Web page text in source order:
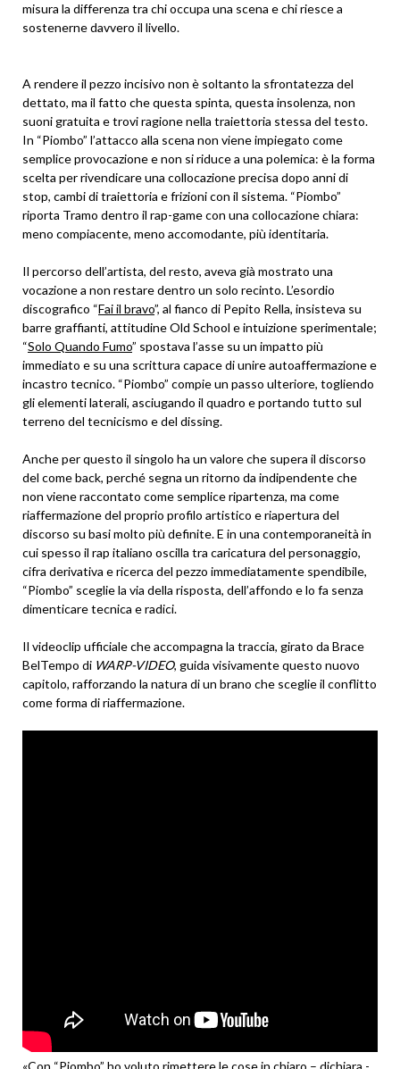
misura la differenza tra chi occupa una scena e chi riesce a
sostenerne davvero il livello.
A rendere il pezzo incisivo non è soltanto la sfrontatezza del
dettato, ma il fatto che questa spinta, questa insolenza, non
suoni gratuita e trovi ragione nella traiettoria stessa del testo.
In “Piombo” l’attacco alla scena non viene impiegato come
semplice provocazione e non si riduce a una polemica: è la forma
scelta per rivendicare una collocazione precisa dopo anni di
stop, cambi di traiettoria e frizioni con il sistema. “Piombo”
riporta Tramo dentro il rap-game con una collocazione chiara:
meno compiacente, meno accomodante, più identitaria.
Il percorso dell’artista, del resto, aveva già mostrato una
vocazione a non restare dentro un solo recinto. L’esordio
discografico “Fai il bravo”, al fianco di Pepito Rella, insisteva su
barre graffianti, attitudine Old School e intuizione sperimentale;
“Solo Quando Fumo” spostava l’asse su un impatto più
immediato e su una scrittura capace di unire autoaffermazione e
incastro tecnico. “Piombo” compie un passo ulteriore, togliendo
gli elementi laterali, asciugando il quadro e portando tutto sul
terreno del tecnicismo e del dissing.
Anche per questo il singolo ha un valore che supera il discorso
del come back, perché segna un ritorno da indipendente che
non viene raccontato come semplice ripartenza, ma come
riaffermazione del proprio profilo artistico e riapertura del
discorso su basi molto più definite. E in una contemporaneità in
cui spesso il rap italiano oscilla tra caricatura del personaggio,
cifra derivativa e ricerca del pezzo immediatamente spendibile,
“Piombo” sceglie la via della risposta, dell’affondo e lo fa senza
dimenticare tecnica e radici.
Il videoclip ufficiale che accompagna la traccia, girato da Brace
BelTempo di WARP-VIDEO, guida visivamente questo nuovo
capitolo, rafforzando la natura di un brano che sceglie il conflitto
come forma di riaffermazione.
«Con “Piombo” ho voluto rimettere le cose in chiaro – dichiara -.